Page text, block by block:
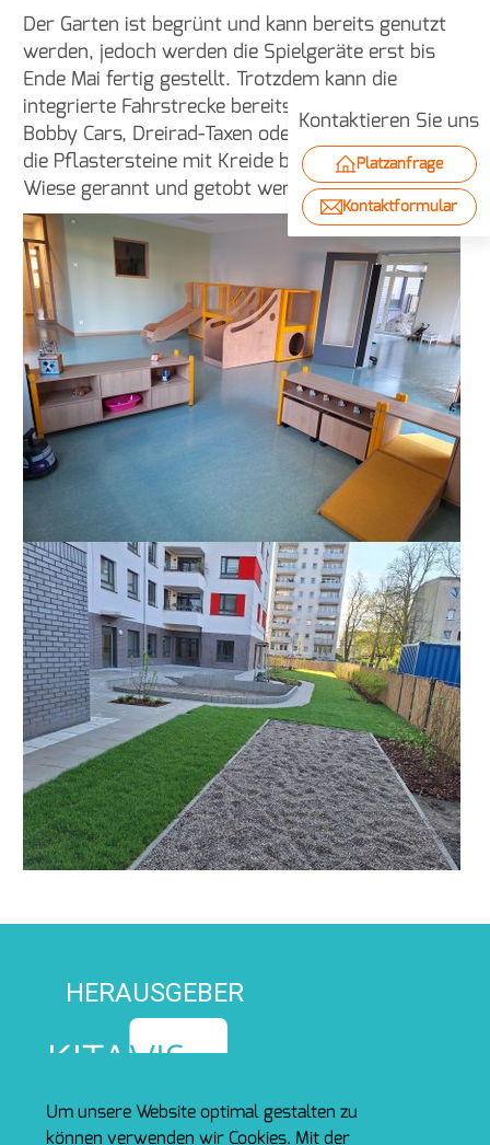
Um unsere Website optimal gestalten zu
können verwenden wir Cookies. Mit der
Kontaktieren Sie uns
Platzanfrage
Kontaktformular
Der Garten ist begrünt und kann bereits genutzt
werden, jedoch werden die Spielgeräte erst bis
Ende Mai fertig gestellt. Trotzdem kann die
integrierte Fahrstrecke bereits mit vorhandenen
Bobby Cars, Dreirad-Taxen oder Rollern befahren,
die Pflastersteine mit Kreide bemalt oder auf der
Wiese gerannt und getobt werden.
HERAUSGEBER